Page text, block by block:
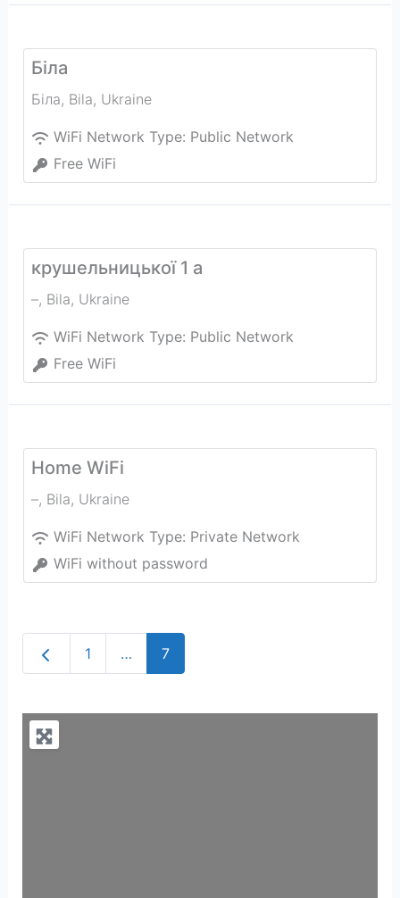
Біла
Біла, Bila, Ukraine
WiFi Network Type: Public Network
Free WiFi
крушельницької 1 а
–, Bila, Ukraine
WiFi Network Type: Public Network
Free WiFi
Home WiFi
–, Bila, Ukraine
WiFi Network Type: Private Network
WiFi without password
Newer posts
1 … 7